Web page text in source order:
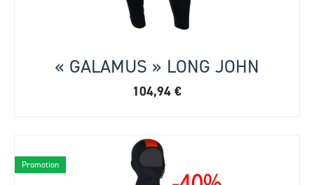
« GALAMUS » LONG JOHN
104,94 €
Promotion